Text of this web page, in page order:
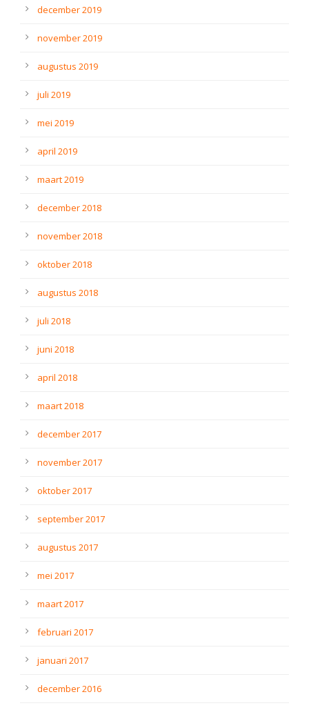
december 2019
november 2019
augustus 2019
juli 2019
mei 2019
april 2019
maart 2019
december 2018
november 2018
oktober 2018
augustus 2018
juli 2018
juni 2018
april 2018
maart 2018
december 2017
november 2017
oktober 2017
september 2017
augustus 2017
mei 2017
maart 2017
februari 2017
januari 2017
december 2016